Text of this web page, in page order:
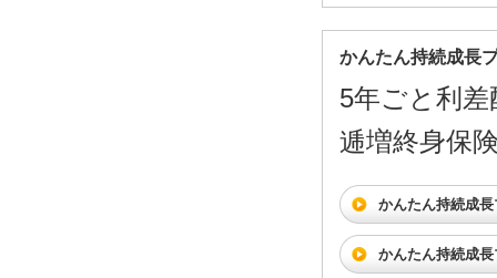
かんたん持続成長
5年ごと利
逓増終身保
かんたん持続成
かんたん持続成